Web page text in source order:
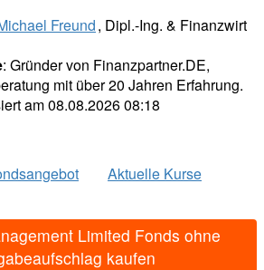
Freund, Dipl.-Ing. & Finanzwirt
: Gründer von Finanzpartner.DE,
mit über 20 Jahren Erfahrung.
am 08.08.2026 08:18
Aktuelle Kurse
Limited Fonds ohne
kaufen